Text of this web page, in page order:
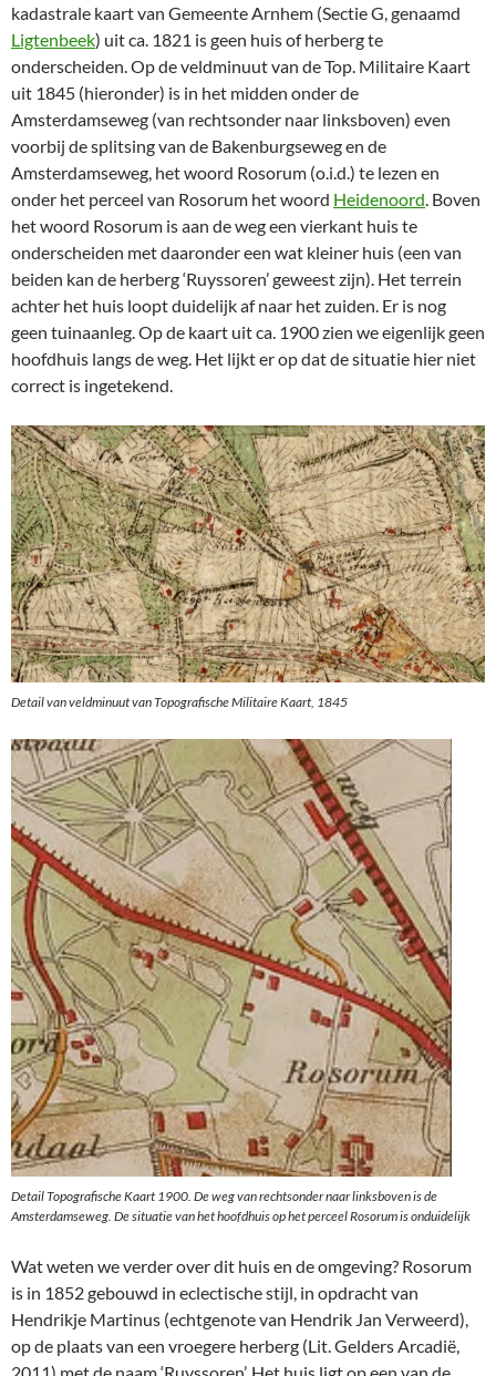
kadastrale kaart van Gemeente Arnhem (Sectie G, genaamd
Ligtenbeek) uit ca. 1821 is geen huis of herberg te
onderscheiden. Op de veldminuut van de Top. Militaire Kaart
uit 1845 (hieronder) is in het midden onder de
Amsterdamseweg (van rechtsonder naar linksboven) even
voorbij de splitsing van de Bakenburgseweg en de
Amsterdamseweg, het woord Rosorum (o.i.d.) te lezen en
onder het perceel van Rosorum het woord Heidenoord . Boven
het woord Rosorum is aan de weg een vierkant huis te
onderscheiden met daaronder een wat kleiner huis (een van
beiden kan de herberg ‘Ruyssoren’ geweest zijn). Het terrein
achter het huis loopt duidelijk af naar het zuiden. Er is nog
geen tuinaanleg. Op de kaart uit ca. 1900 zien we eigenlijk geen
hoofdhuis langs de weg. Het lijkt er op dat de situatie hier niet
correct is ingetekend.
Detail van veldminuut van Topografische Militaire Kaart, 1845
Detail Topografische Kaart 1900. De weg van rechtsonder naar linksboven is de
Amsterdamseweg. De situatie van het hoofdhuis op het perceel Rosorum is onduidelijk
Wat weten we verder over dit huis en de omgeving? Rosorum
is in 1852 gebouwd in eclectische stijl, in opdracht van
Hendrikje Martinus (echtgenote van Hendrik Jan Verweerd),
op de plaats van een vroegere herberg (Lit. Gelders Arcadië,